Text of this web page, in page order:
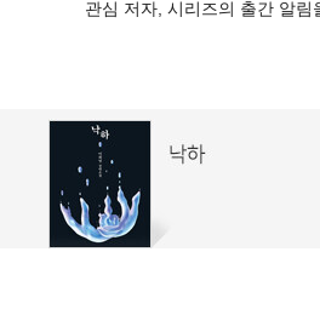
관심 저자, 시리즈의 출간 알림